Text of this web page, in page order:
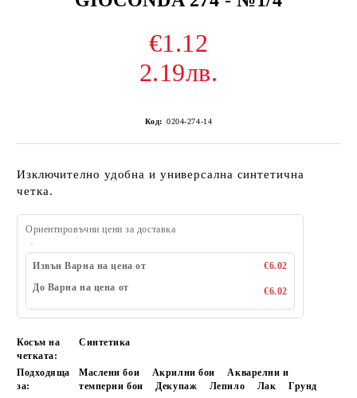
€1.12
2.19лв.
Код: 0204-274-14
Изключително удобна и универсална синтетична
четка.
Ориентировъчни цени за доставка
Извън Варна на цена от
€6.02
До Варна на цена от
€6.02
Косъм на
четката:
Синтетика
Подходяща
за:
Маслени бои Акрилни бои
Акварелни и
темперни бои
Декупаж Лепило Лак Грунд